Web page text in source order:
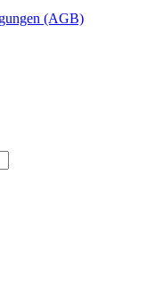
(AGB)